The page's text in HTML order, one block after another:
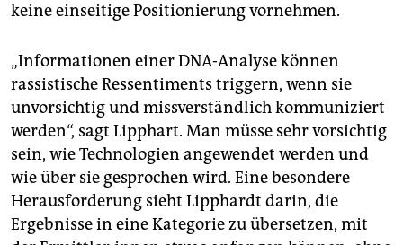
keine einseitige Positionierung vornehmen.
„Informationen einer DNA-Analyse können
rassistische Ressentiments triggern, wenn sie
unvorsichtig und missverständlich kommuniziert
werden“, sagt Lipphart. Man müsse sehr vorsichtig
sein, wie Technologien angewendet werden und
wie über sie gesprochen wird. Eine besondere
Herausforderung sieht Lipphardt darin, die
Ergebnisse in eine Kategorie zu übersetzen, mit